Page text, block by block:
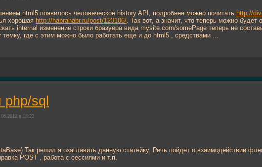
html5 появилось человеческое history API, подробнее можно почитать http://
хорошая http://habrahabr.ru/post/123106/. Так вот, а значит, что теперь можно
internal изменение строки бразуера вида mysite.com/somePage теперь не
темку, где с этим можно было работать еще и до html5 , средствами ...
sql
в 18:23
Так решил я озаглавить данную статейку. Речь пойдет о взаимодействии
POST , работа с сессиями и т.п.